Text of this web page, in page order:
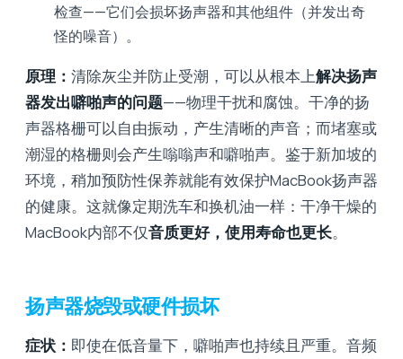
检查——它们会损坏扬声器和其他组件（并发出奇
怪的噪音）。
原理： 清除灰尘并防止受潮，可以从根本上解决扬声
器发出噼啪声的问题——物理干扰和腐蚀。干净的扬
声器格栅可以自由振动，产生清晰的声音；而堵塞或
潮湿的格栅则会产生嗡嗡声和噼啪声。鉴于新加坡的
环境，稍加预防性保养就能有效保护MacBook扬声器
的健康。这就像定期洗车和换机油一样：干净干燥的
MacBook内部不仅音质更好，使用寿命也更长。
扬声器烧毁或硬件损坏
症状： 即使在低音量下，噼啪声也持续且严重。音频